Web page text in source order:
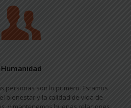
Humanidad
personas son lo primero. Estamos
bienestar y la calidad de vida de